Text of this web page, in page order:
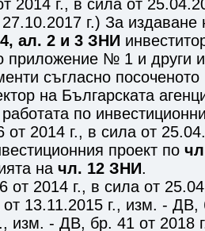
2014 г., в сила от
г.) За издаване
ал. 2 и 3 ЗНИ
приложение № 1 и други
съгласно
на Българската
по
2014 г., в сила от
проект по
на чл. 12 ЗНИ.
2014 г., в сила от
13.11.2015 г., изм. - ДВ,
изм. - ДВ, бр. 41 от 2018